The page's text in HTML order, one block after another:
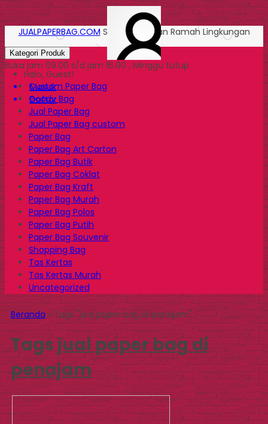
Halo, Guest!
Masuk
Daftar
JUALPAPERBAG.COM Solusi Kemasan Ramah Lingkungan
Kategori Produk
Buka jam 09.00 s/d jam 16.00 , Minggu tutup
Custom Paper Bag
Goody Bag
Jual Paper Bag
Jual Paper Bag custom
Paper Bag
Paper Bag Art Carton
Paper Bag Butik
Paper Bag Coklat
Paper Bag Kraft
Paper Bag Murah
Paper Bag Polos
Paper Bag Putih
Paper Bag Souvenir
Shopping Bag
Tas Kertas
Tas Kertas Murah
Uncategorized
Beranda»Tags "jual paper bag di penajam"
Tagsjual paper bag di
penajam